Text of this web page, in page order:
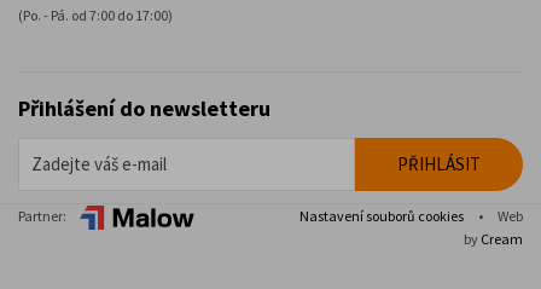
(Po. - Pá. od 7:00 do 17:00)
Přihlášení do newsletteru
Partner: Nastavení souborů cookies •
Web
by Cream